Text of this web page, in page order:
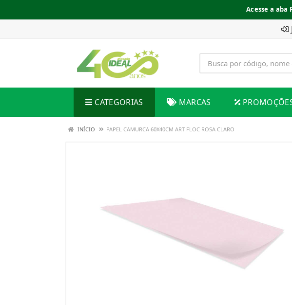
Acesse a aba
CATEGORIAS MARCAS
INÍCIO PAPEL CAMURCA 60X40CM ART FLOC ROSA CLARO